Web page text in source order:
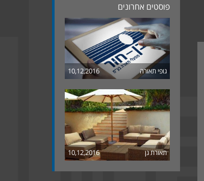
פוסטים אחרונים
גופי תאורה 10,12,2016
תאורת גן 10,12,2016